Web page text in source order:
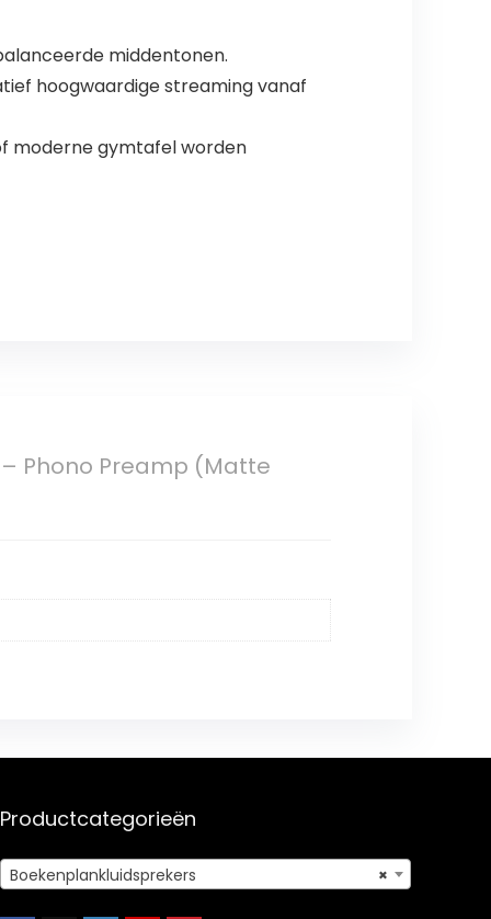
middentonen.
hoogwaardige streaming vanaf
moderne gymtafel worden
Phono Preamp (Matte
Productcategorieën
×
Boekenplankluidsprekers